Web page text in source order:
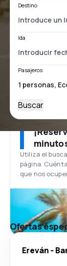
Destino
Ida
Pasajeros
Buscar
Utiliza el
página.
que nos
Ofertas
Ereván -